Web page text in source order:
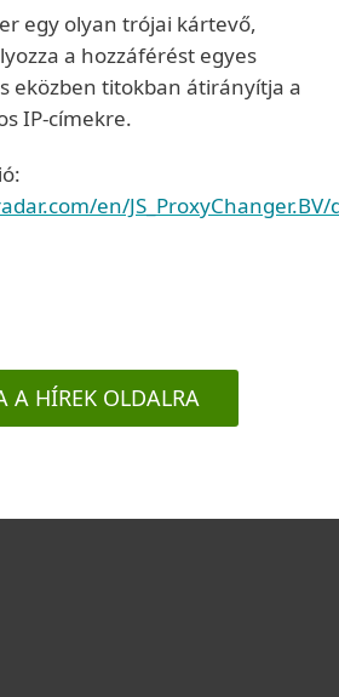
egy olyan trójai kártevő,
a hozzáférést egyes
eközben titokban átirányítja a
IP-címekre.
en/
A HÍREK OLDALRA